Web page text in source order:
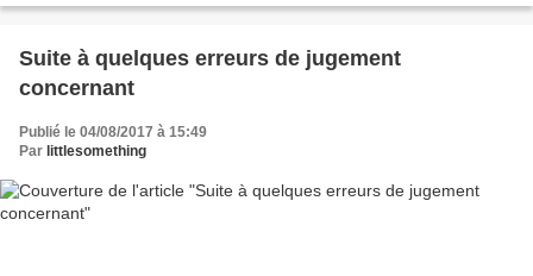
Suite à quelques erreurs de jugement
concernant
Publié le 04/08/2017 à 15:49
Par littlesomething